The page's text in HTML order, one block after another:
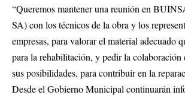
“Queremos mantener una reunión en
SA) con los técnicos de la obra y los
empresas, para valorar el material adecuado
para la rehabilitación, y pedir la colaboración
sus posibilidades, para contribuir en la
Desde el Gobierno Municipal continuarán